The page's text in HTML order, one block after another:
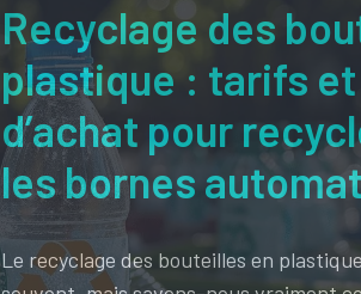
Recyclage des
plastique : tarifs
d’achat pour
les bornes
Le recyclage des bouteilles en